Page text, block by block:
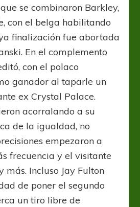
se combinaron Barkley,
con el belga habilitando
finalización fue abortada
En el complemento
con el polaco
ganador al taparle un
ex Crystal Palace.
acorralando a su
de la igualdad, no
empezaron a
frecuencia y el visitante
más. Incluso Jay Fulton
de poner el segundo
un tiro libre de